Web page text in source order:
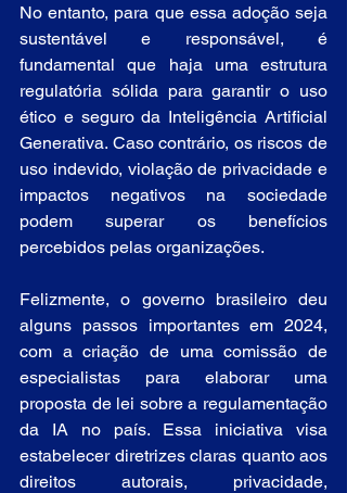
No entanto, para que essa adoção seja
sustentável e responsável, é
fundamental que haja uma estrutura
regulatória sólida para garantir o uso
ético e seguro da Inteligência Artificial
Generativa. Caso contrário, os riscos de
uso indevido, violação de privacidade e
impactos negativos na sociedade
podem superar os benefícios
percebidos pelas organizações.
Felizmente, o governo brasileiro deu
alguns passos importantes em 2024,
com a criação de uma comissão de
especialistas para elaborar uma
proposta de lei sobre a regulamentação
da IA no país. Essa iniciativa visa
estabelecer diretrizes claras quanto aos
direitos autorais, privacidade,